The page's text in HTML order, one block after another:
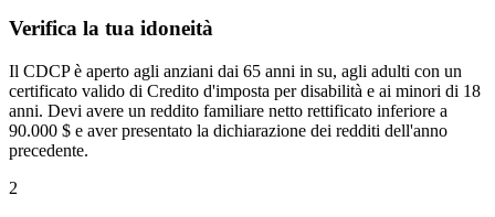
Verifica la tua idoneità
Il CDCP è aperto agli anziani dai 65 anni in su, agli adulti con un
certificato valido di Credito d'imposta per disabilità e ai minori di 18
anni. Devi avere un reddito familiare netto rettificato inferiore a
90.000 $ e aver presentato la dichiarazione dei redditi dell'anno
precedente.
2